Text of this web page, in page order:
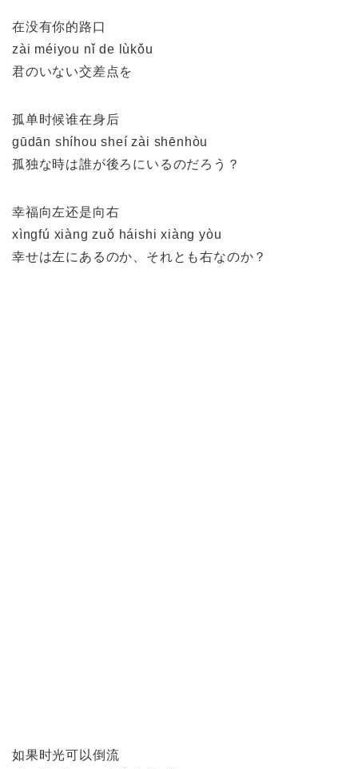
在没有你的路口
zài méiyou nǐ de lùkǒu
君のいない交差点を
孤单时候谁在身后
gūdān shíhou sheí zài shēnhòu
孤独な時は誰が後ろにいるのだろう？
幸福向左还是向右
xìngfú xiàng zuǒ háishi xiàng yòu
幸せは左にあるのか、それとも右なのか？
如果时光可以倒流